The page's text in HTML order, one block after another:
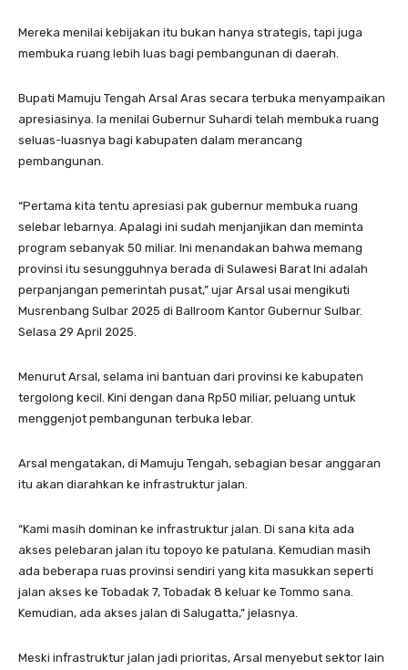
Mereka menilai kebijakan itu bukan hanya strategis, tapi juga
membuka ruang lebih luas bagi pembangunan di daerah.
Bupati Mamuju Tengah Arsal Aras secara terbuka menyampaikan
apresiasinya. Ia menilai Gubernur Suhardi telah membuka ruang
seluas-luasnya bagi kabupaten dalam merancang
pembangunan.
“Pertama kita tentu apresiasi pak gubernur membuka ruang
selebar lebarnya. Apalagi ini sudah menjanjikan dan meminta
program sebanyak 50 miliar. Ini menandakan bahwa memang
provinsi itu sesungguhnya berada di Sulawesi Barat Ini adalah
perpanjangan pemerintah pusat,” ujar Arsal usai mengikuti
Musrenbang Sulbar 2025 di Ballroom Kantor Gubernur Sulbar.
Selasa 29 April 2025.
Menurut Arsal, selama ini bantuan dari provinsi ke kabupaten
tergolong kecil. Kini dengan dana Rp50 miliar, peluang untuk
menggenjot pembangunan terbuka lebar.
Arsal mengatakan, di Mamuju Tengah, sebagian besar anggaran
itu akan diarahkan ke infrastruktur jalan.
“Kami masih dominan ke infrastruktur jalan. Di sana kita ada
akses pelebaran jalan itu topoyo ke patulana. Kemudian masih
ada beberapa ruas provinsi sendiri yang kita masukkan seperti
jalan akses ke Tobadak 7, Tobadak 8 keluar ke Tommo sana.
Kemudian, ada akses jalan di Salugatta,” jelasnya.
Meski infrastruktur jalan jadi prioritas, Arsal menyebut sektor lain